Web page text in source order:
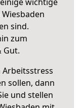
sind.
zum
Gut.
sollen, dann
und stellen